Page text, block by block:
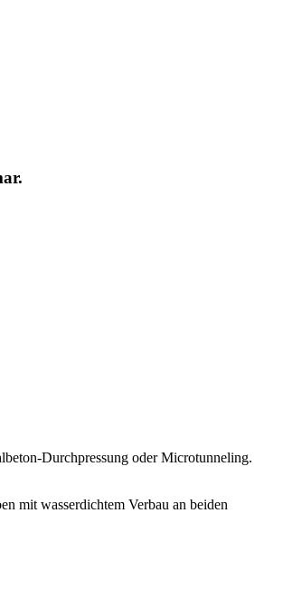
Durchpressung oder Microtunneling.
mit wasserdichtem Verbau an beiden